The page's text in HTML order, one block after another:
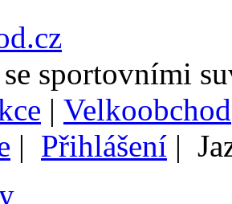
sportovními
| Velkoobchod
| Přihlášení |